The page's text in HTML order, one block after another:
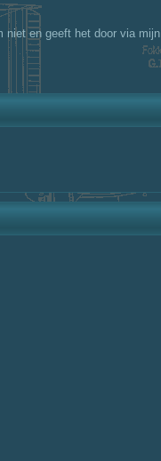
niet en geeft het door via mijn